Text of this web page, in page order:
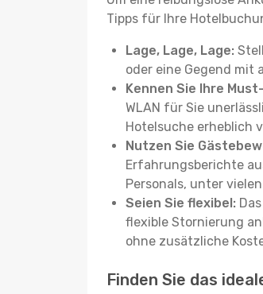
Tipps für Ihre
Lage, Lage, Lage:
oder eine Gegend mit
Kennen Sie Ihre
WLAN für Sie
Hotelsuche erheblich
Nutzen Sie
Erfahrungsberichte
Personals, unter
Seien Sie flexibel:
flexible Stornierung
ohne zusätzliche
Finden Sie das